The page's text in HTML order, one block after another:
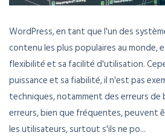
WordPress, en tant que l'un des
contenu les plus populaires au monde,
flexibilité et sa facilité d'utilisation.
puissance et sa fiabilité, il n'est pas
techniques, notamment des erreurs de
erreurs, bien que fréquentes,
les utilisateurs, surtout s'ils ne po...